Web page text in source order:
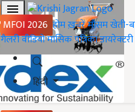
MFOI 2026 होमख़बरेंमौसमखेती-
गैलरीवीडियोमासिक पत्रिकाडायरेक्टरी
हिंदी